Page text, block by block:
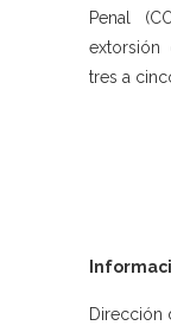
Penal
extorsión
tres a
Dirección